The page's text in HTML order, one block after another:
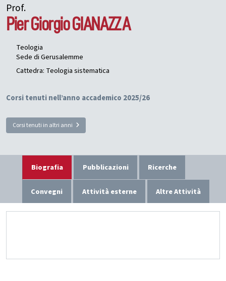
Prof.
Pier GiorgioGIANAZZA
Teologia
Sede di Gerusalemme
Cattedra: Teologia sistematica
Corsi tenuti nell’anno accademico 2025/26
Corsi tenuti in altri anni
Biografia Pubblicazioni Ricerche
Convegni Attività esterne Altre Attività